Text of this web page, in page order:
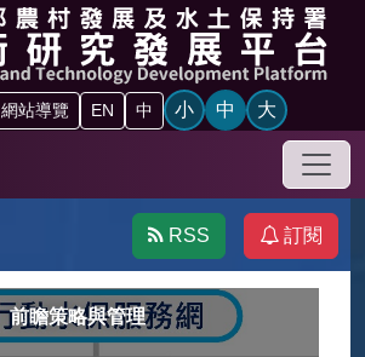
網站導覽 EN 中 小 中 大
手機
RSS 訂閱
前瞻策略與管理